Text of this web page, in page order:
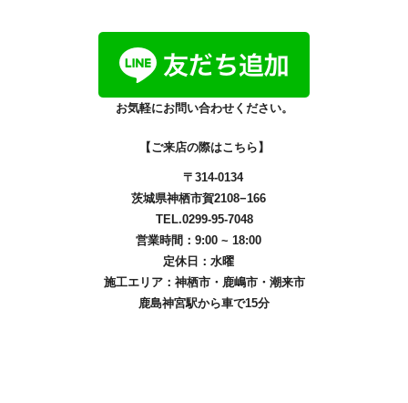
お気軽にお問い合わせください。
【ご来店の際はこちら】
〒314-0134
茨城県神栖市賀2108−166
TEL.0299-95-7048
営業時間：9:00 ~ 18:00
定休日：水曜
施工エリア： 神栖市・ 鹿嶋市・ 潮来市
鹿島神宮駅から車で15分